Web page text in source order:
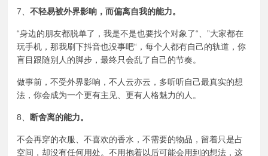
7、不轻易被外界影响，而偏离自我的能力。
“身边的朋友都脱单了，我是不是也要找个对象了“、”大家都在
玩手机，那我刷下抖音也没事吧“，每个人都有自己的轨道，你
盲目跟随别人的脚步，最终只会乱了自己的节奏。
做事前，不受外界影响，不人云亦云，多听听自己最真实的想
法，你会成为一个更有主见、更有人格魅力的人。
8、 断舍离的能力。
不会再穿的衣服、不喜欢的香水，不需要的物品，留着只是占
空间，却没有任何用处。不用抱着以后可能会用到的想法，这